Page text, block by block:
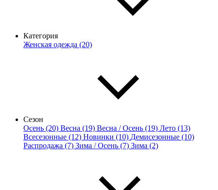
Категория
Женская одежда (20)
Сезон
Осень (20) Весна (19) Весна / Осень (19) Лето (13)
Всесезонные (12) Новинки (10) Демисезонные (10)
Распродажа (7) Зима / Осень (7) Зима (2)